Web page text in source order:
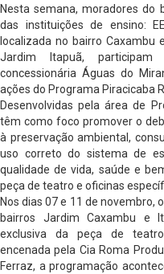
Nesta semana, moradores do
das instituições de ensino:
localizada no bairro Caxambu
Jardim Itapuã, participam
concessionária Águas do
ações do Programa Piracicaba
Desenvolvidas pela área de
têm como foco promover o
à preservação ambiental,
uso correto do sistema de
qualidade de vida, saúde e
peça de teatro e oficinas
Nos dias 07 e 11 de novembro,
bairros Jardim Caxambu e
exclusiva da peça de teatro
encenada pela Cia Roma
Ferraz, a programação